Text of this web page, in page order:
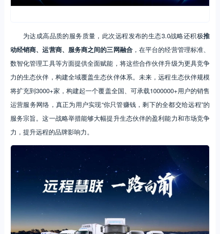
为达成高品质的服务质量，此次远程发布的生态3.0战略还积极推
动经销商、运营商、服务商之间的三网融合，在平台的经营管理标准、
数智化管理工具等方面提供全面赋能，将这些合作伙伴升级为更具竞争
力的生态伙伴，构建全域覆盖生态伙伴体系。未来，远程生态伙伴规模
将扩充到3000+家，构建起一个覆盖全国、可承载1000000+用户的销售
运营服务网络，真正为用户实现“你只管赚钱，剩下的全都交给远程”的
服务宗旨。这一战略举措能够大幅提升生态伙伴的盈利能力和市场竞争
力，提升远程的品牌影响力。